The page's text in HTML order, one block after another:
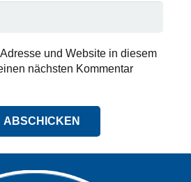
und Website in diesem
nächsten Kommentar
ABSCHICKEN